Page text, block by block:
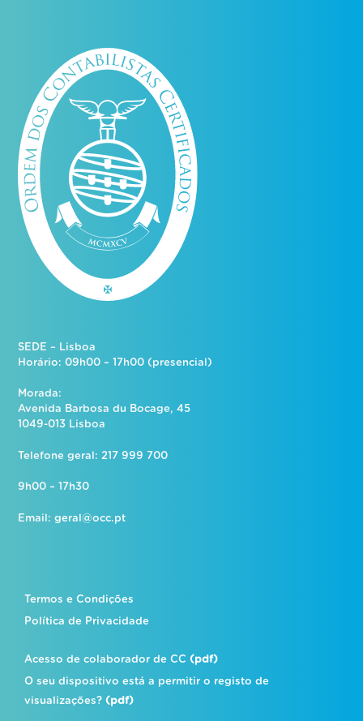
SEDE – Lisboa
Horário: 09h00 – 17h00 (presencial)
Morada:
Avenida Barbosa du Bocage, 45
1049-013 Lisboa
Telefone geral: 217 999 700
9h00 – 17h30
Email:geral@occ.pt
Termos e Condições
Política de Privacidade
Acesso de colaborador de CC(pdf)
O seu dispositivo está a permitir o registo de
visualizações?(pdf)